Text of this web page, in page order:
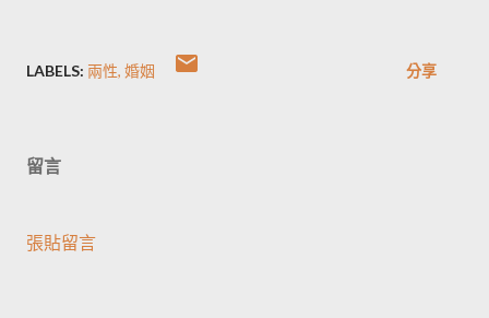
LABELS: 兩性 婚姻 分享
留言
張貼留言